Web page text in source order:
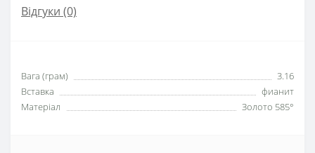
Відгуки (0)
Вага (грам)
3.16
Вставка
фианит
Матеріал
Золото 585°